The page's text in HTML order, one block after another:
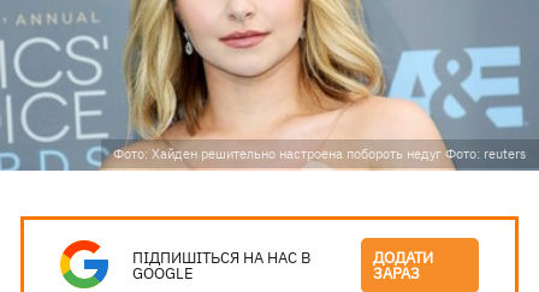
Фото: Хайден решительно настроена побороть недуг Фото: reuters
ПІДПИШІТЬСЯ НА НАС В
GOOGLE
ДОДАТИ
ЗАРАЗ